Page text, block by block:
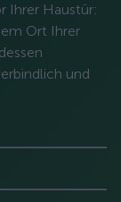
Ihrer Haustür:
Ort Ihrer
und